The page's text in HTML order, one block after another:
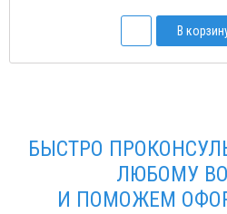
В
БЫСТРО
ЛЮБОМУ
И ПОМОЖЕМ